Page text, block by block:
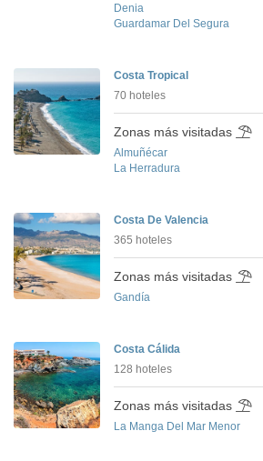
Denia
Guardamar Del Segura
Costa Tropical
70 hoteles
Zonas más visitadas
Almuñécar
La Herradura
Costa De Valencia
365 hoteles
Zonas más visitadas
Gandía
Costa Cálida
128 hoteles
Zonas más visitadas
La Manga Del Mar Menor